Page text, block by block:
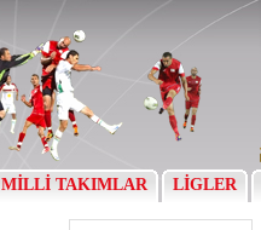
MİLLİ TAKIMLAR LİGLER